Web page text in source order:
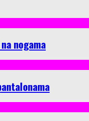
nogama